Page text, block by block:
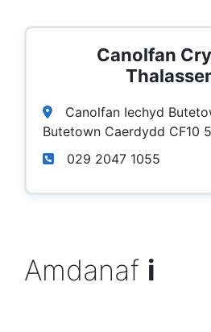
Canolfan
Canolfan Iechyd
Butetown Caerdydd CF10
029 2047 1055
Amdanaf i